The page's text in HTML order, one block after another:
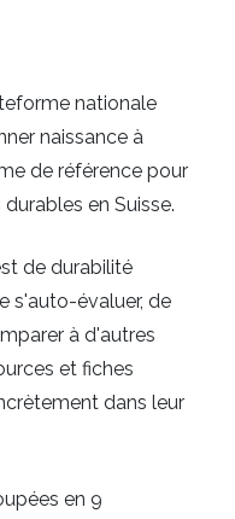
nationale
naissance à
de référence pour
en Suisse.
de durabilité
s'auto-évaluer, de
à d'autres
et fiches
dans leur
en 9